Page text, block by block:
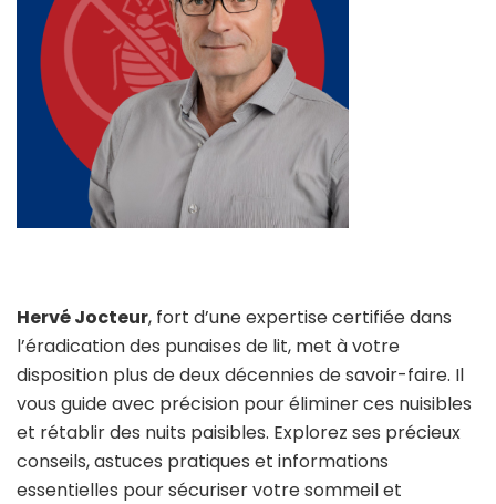
Hervé Jocteur, fort d’une expertise certifiée dans
l’éradication des punaises de lit, met à votre
disposition plus de deux décennies de savoir-faire. Il
vous guide avec précision pour éliminer ces nuisibles
et rétablir des nuits paisibles. Explorez ses précieux
conseils, astuces pratiques et informations
essentielles pour sécuriser votre sommeil et